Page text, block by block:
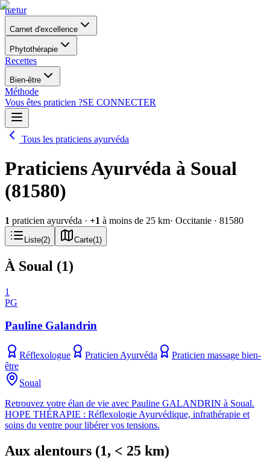
nætur
Carnet d'excellence
Phytothérapie
Recettes
Bien-être
Méthode
Vous êtes praticien ?SE CONNECTER
Tous les praticiens ayurvéda
Praticiens Ayurvéda à Soual
(81580)
1 praticien ayurvéda · +1 à moins de 25 km· Occitanie · 81580
Liste(2) Carte(1 )
À Soual (1)
1
PG
Pauline Galandrin
Réflexologue Praticien Ayurvéda
Praticien massage bien-
être
Soual
Retrouvez votre élan de vie avec Pauline GALANDRIN à Soual.
HOPE THÉRAPIE : Réflexologie Ayurvédique, infrathérapie et
soins du ventre pour libérer vos tensions.
Aux alentours (1, < 25 km)